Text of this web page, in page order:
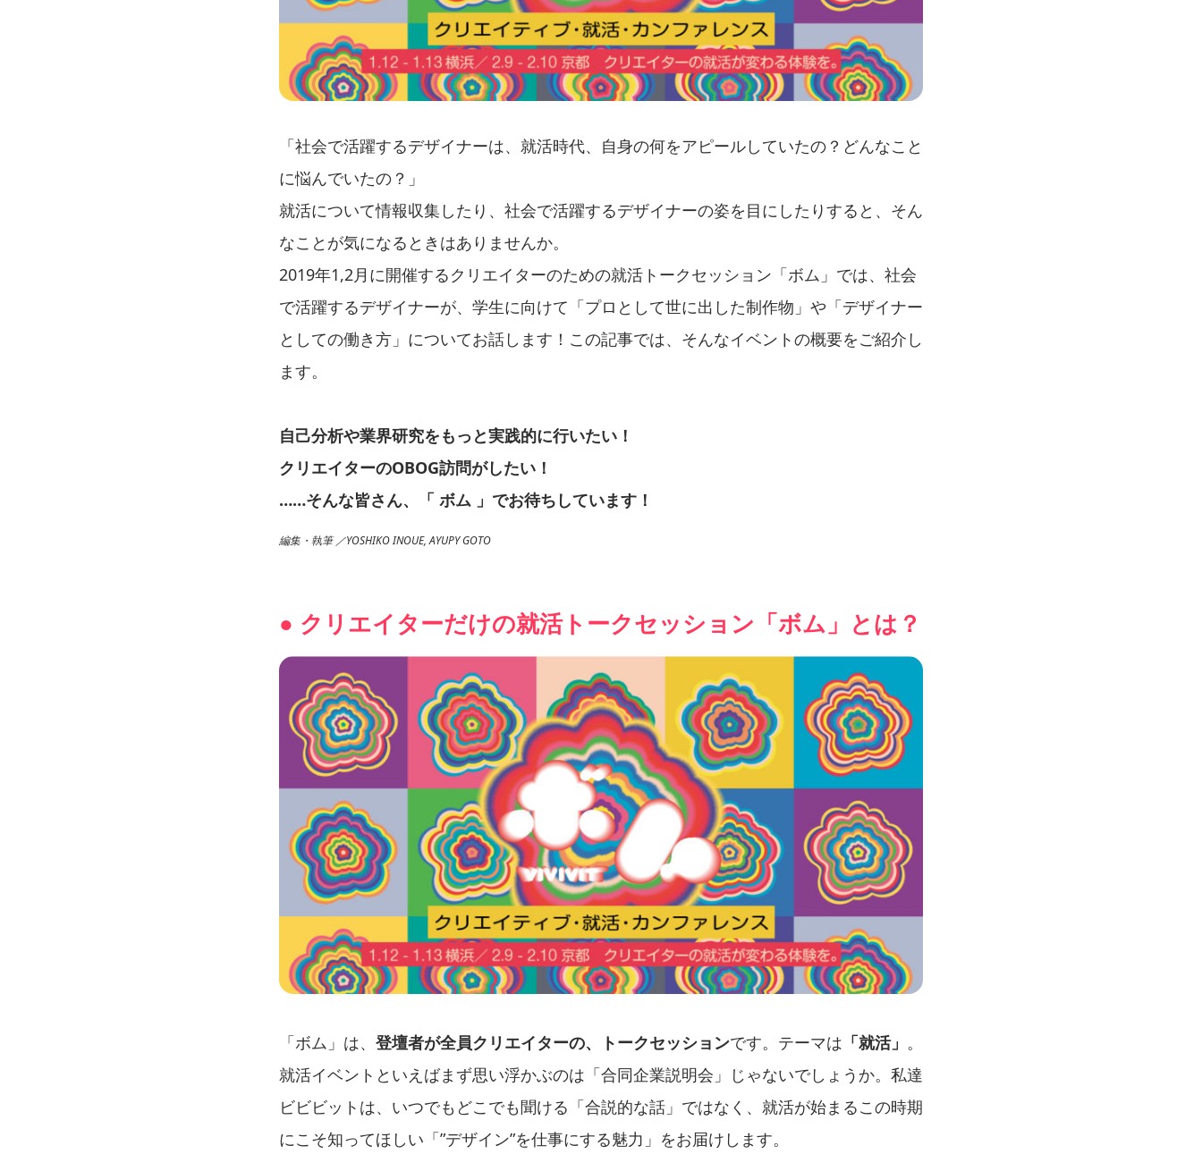
「社会で活躍するデザイナーは、就活時代、自身の何をアピールしていたの？どんなこと
に悩んでいたの？」
就活について情報収集したり、社会で活躍するデザイナーの姿を目にしたりすると、そん
なことが気になるときはありませんか。
2019年1,2月に開催するクリエイターのための就活トークセッション「ボム」では、社会
で活躍するデザイナーが、学生に向けて「プロとして世に出した制作物」や「デザイナー
としての働き方」についてお話します！この記事では、そんなイベントの概要をご紹介し
ます。
自己分析や業界研究をもっと実践的に行いたい！
クリエイターのOBOG訪問がしたい！
……そんな皆さん、「 ボム 」でお待ちしています！
編集・執筆 ／YOSHIKO INOUE, AYUPY GOTO
● クリエイターだけの就活トークセッション「ボム」とは？
「ボム」は、 登壇者が全員クリエイターの、トークセッションです。テーマは 「就活」 。
就活イベントといえばまず思い浮かぶのは「合同企業説明会」じゃないでしょうか。私達
ビビビットは、いつでもどこでも聞ける「合説的な話」ではなく、就活が始まるこの時期
にこそ知ってほしい「”デザイン”を仕事にする魅力」をお届けします。